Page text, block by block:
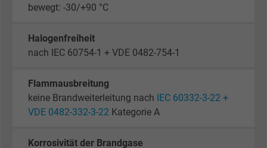
bewegt: -30/+90 °C
Halogenfreiheit
nach IEC 60754-1 + VDE 0482-754-1
Flammausbreitung
keine Brandweiterleitung nach
IEC 60332-3-22 +
VDE 0482-332-3-22 Kategorie A
Korrosivität der Brandgase